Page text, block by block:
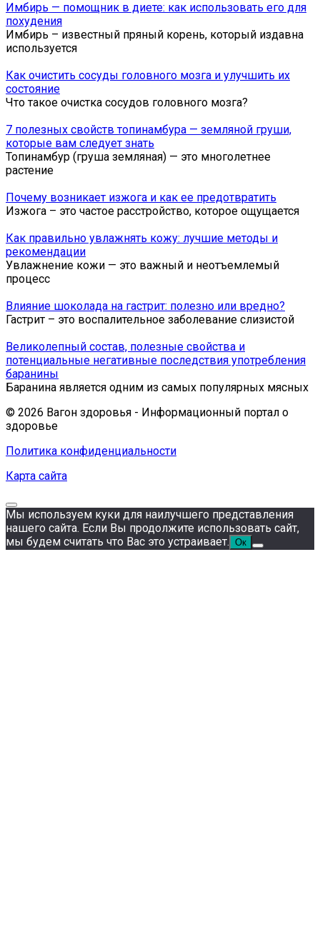
Имбирь — помощник в диете: как использовать его для
похудения
Имбирь – известный пряный корень, который издавна
используется
Как очистить сосуды головного мозга и улучшить их
состояние
Что такое очистка сосудов головного мозга?
7 полезных свойств топинамбура — земляной груши,
которые вам следует знать
Топинамбур (груша земляная) — это многолетнее
растение
Почему возникает изжога и как ее предотвратить
Изжога – это частое расстройство, которое ощущается
Как правильно увлажнять кожу: лучшие методы и
рекомендации
Увлажнение кожи — это важный и неотъемлемый
процесс
Влияние шоколада на гастрит: полезно или вредно?
Гастрит – это воспалительное заболевание слизистой
Великолепный состав, полезные свойства и
потенциальные негативные последствия употребления
баранины
Баранина является одним из самых популярных мясных
© 2026 Вагон здоровья - Информационный портал о
здоровье
Политика конфиденциальности
Карта сайта
Мы используем куки для наилучшего представления
нашего сайта. Если Вы продолжите использовать сайт,
мы будем считать что Вас это устраивает. Ок